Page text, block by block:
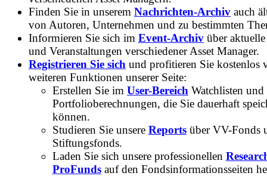
Finden Sie in unserem Nachrichten-Archiv auch
von Autoren, Unternehmen und zu bestimmten
Informieren Sie sich im Event-Archiv über
und Veranstaltungen verschiedener Asset Manager.
Registrieren Sie sich und profitieren Sie kostenlos
weiteren Funktionen unserer Seite:
Erstellen Sie im User-Bereich Watchlisten und
Portfolioberechnungen, die Sie dauerhaft
können.
Studieren Sie unsere Reports über VV-Fonds
Stiftungsfonds.
Laden Sie sich unsere professionellen
ProFunds auf den Fondsinformationsseiten